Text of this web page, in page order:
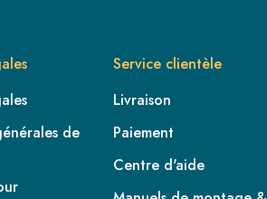
de
Service clientèle
Livraison
Paiement
Centre d'aide